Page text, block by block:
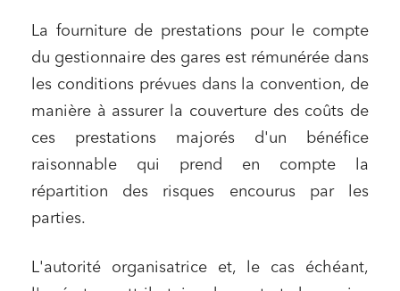
La fourniture de prestations pour le compte
du gestionnaire des gares est rémunérée dans
les conditions prévues dans la convention, de
manière à assurer la couverture des coûts de
ces prestations majorés d'un bénéfice
raisonnable qui prend en compte la
répartition des risques encourus par les
parties.
L'autorité organisatrice et, le cas échéant,
Banque finance et assurance
Droit des sociétés et Fusions-Acquisitions
J'ai lu et j'accepte la